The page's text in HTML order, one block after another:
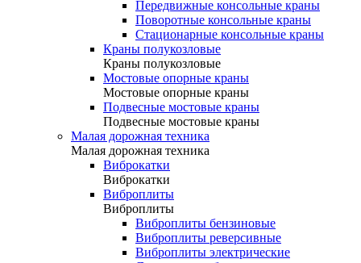
Передвижные консольные краны
Поворотные консольные краны
Стационарные консольные краны
Краны полукозловые
Краны полукозловые
Мостовые опорные краны
Мостовые опорные краны
Подвесные мостовые краны
Подвесные мостовые краны
Малая дорожная техника
Малая дорожная техника
Виброкатки
Виброкатки
Виброплиты
Виброплиты
Виброплиты бензиновые
Виброплиты реверсивные
Виброплиты электрические